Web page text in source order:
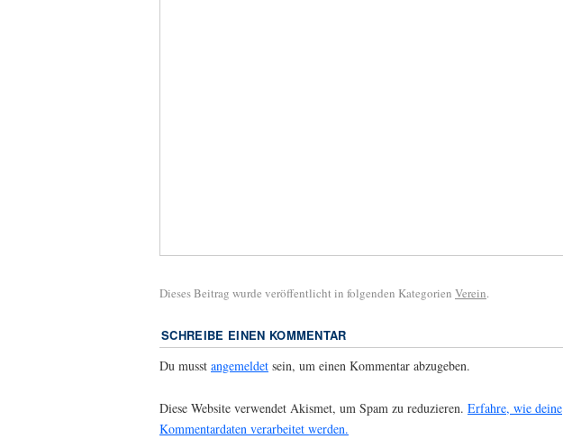
Dieses Beitrag wurde veröffentlicht in folgenden Kategorien Verein.
SCHREIBE EINEN KOMMENTAR
Du musst angemeldet sein, um einen Kommentar abzugeben.
Diese Website verwendet Akismet, um Spam zu reduzieren. Erfahre, wie deine
Kommentardaten verarbeitet werden.